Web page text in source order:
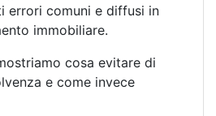
errori comuni e diffusi in
immobiliare.
cosa evitare di
e come invece